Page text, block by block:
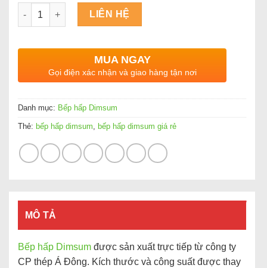
Số lượng
LIÊN HỆ
MUA NGAY
Gọi điện xác nhận và giao hàng tận nơi
Danh mục: Bếp hấp Dimsum
Thẻ: bếp hấp dimsum, bếp hấp dimsum giá rẻ
MÔ TẢ
Bếp hấp Dimsum được sản xuất trực tiếp từ công ty
CP thép Á Đông. Kích thước và công suất được thay